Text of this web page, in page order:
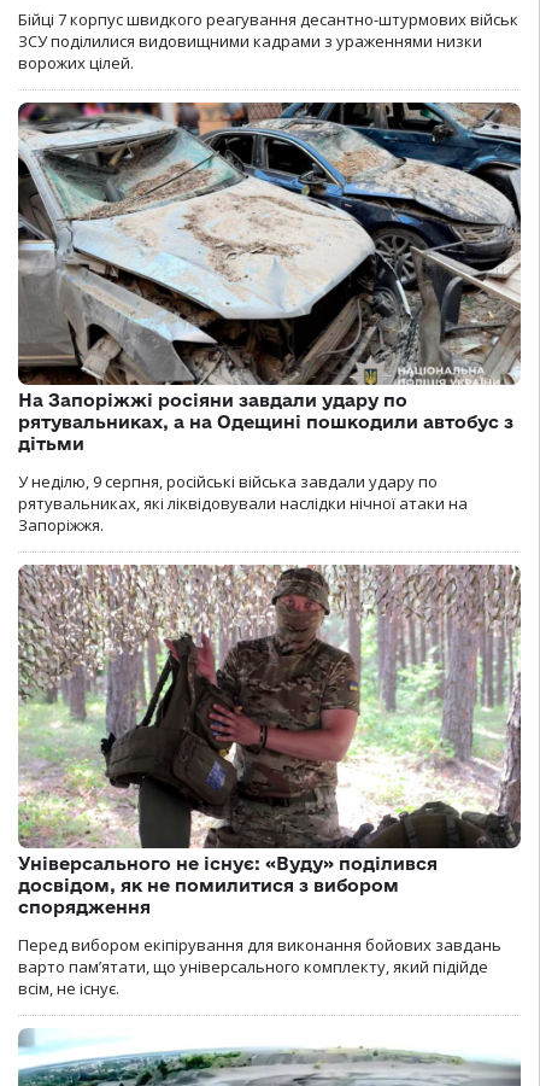
Бійці 7 корпус швидкого реагування десантно-штурмових військ
ЗСУ поділилися видовищними кадрами з ураженнями низки
ворожих цілей.
На Запоріжжі росіяни завдали удару по
рятувальниках, а на Одещині пошкодили автобус з
дітьми
У неділю, 9 серпня, російські війська завдали удару по
рятувальниках, які ліквідовували наслідки нічної атаки на
Запоріжжя.
Універсального не існує: «Вуду» поділився
досвідом, як не помилитися з вибором
спорядження
Перед вибором екіпірування для виконання бойових завдань
варто пам’ятати, що універсального комплекту, який підійде
всім, не існує.